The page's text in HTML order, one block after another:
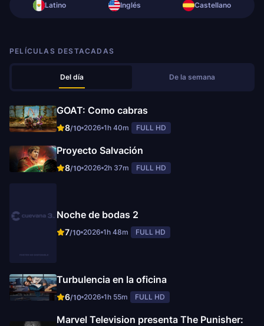
Latino Inglés Castellano
PELÍCULAS DESTACADAS
Del día De la semana
GOAT: Como cabras
8/10 2026 1h 40m FULL HD
Proyecto Salvación
8/10 2026 2h 37m FULL HD
Noche de bodas 2
7/10 2026 1h 48m FULL HD
Turbulencia en la oficina
6/10 2026 1h 55m FULL HD
Marvel Television presenta The Punisher: